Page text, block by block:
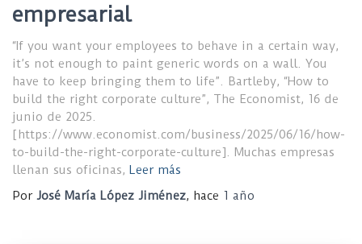
empresarial
“If you want your employees to behave in a certain way,
it’s not enough to paint generic words on a wall. You
have to keep bringing them to life”. Bartleby, “How to
build the right corporate culture”, The Economist, 16 de
junio de 2025.
[https://www.economist.com/business/2025/06/16/how-
to-build-the-right-corporate-culture]. Muchas empresas
llenan sus oficinas, Leer más
Por José María López Jiménez, hace 1 año